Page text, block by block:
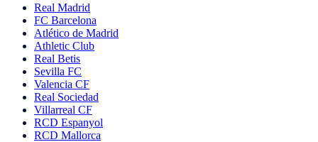
Real Madrid
FC Barcelona
Atlético de Madrid
Athletic Club
Real Betis
Sevilla FC
Valencia CF
Real Sociedad
Villarreal CF
RCD Espanyol
RCD Mallorca